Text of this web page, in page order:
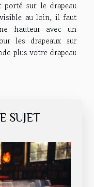
sur le drapeau
au loin, il faut
hauteur avec un
les drapeaux sur
plus votre drapeau
SUJET